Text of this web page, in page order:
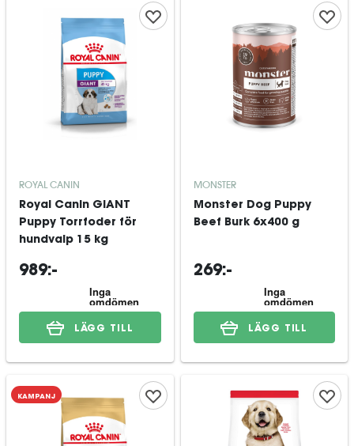
ROYAL CANIN
Royal Canin GIANT
Puppy Torrfoder för
hundvalp 15 kg
989:-
LÄGG TILL
MONSTER
Monster Dog Puppy
Beef Burk 6x400 g
269:-
LÄGG TILL
KAMPANJ